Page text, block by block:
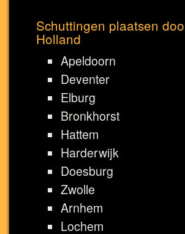
Schuttingen plaatsen
Holland
Apeldoorn
Deventer
Elburg
Bronkhorst
Hattem
Harderwijk
Doesburg
Zwolle
Arnhem
Lochem